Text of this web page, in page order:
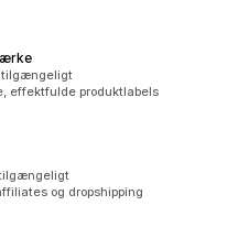
tilgængeligt
effektfulde produktlabels
og dropshipping